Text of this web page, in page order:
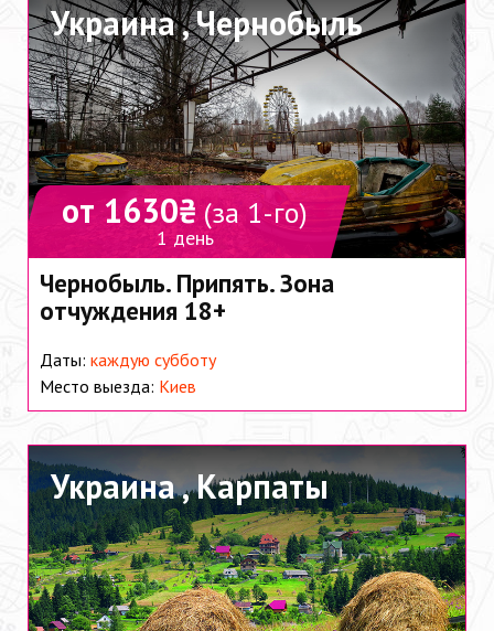
Украина ,Чернобыль
от 1630₴ (за 1-го)
1 день
Чернобыль. Припять. Зона
отчуждения 18+
Даты: каждую субботу
Место выезда: Киев
Украина ,Карпаты